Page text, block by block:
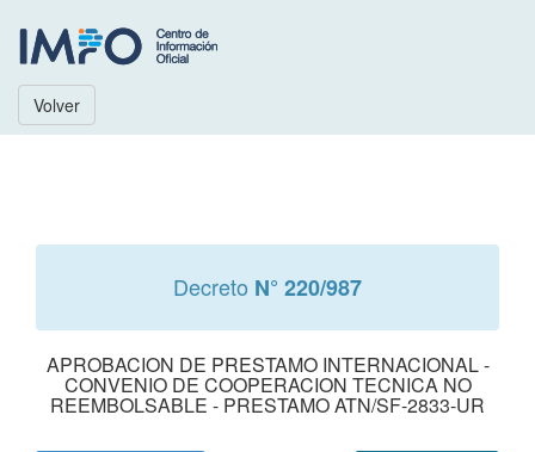
Volver
Decreto N° 220/987
APROBACION DE PRESTAMO INTERNACIONAL -
CONVENIO DE COOPERACION TECNICA NO
REEMBOLSABLE - PRESTAMO ATN/SF-2833-UR